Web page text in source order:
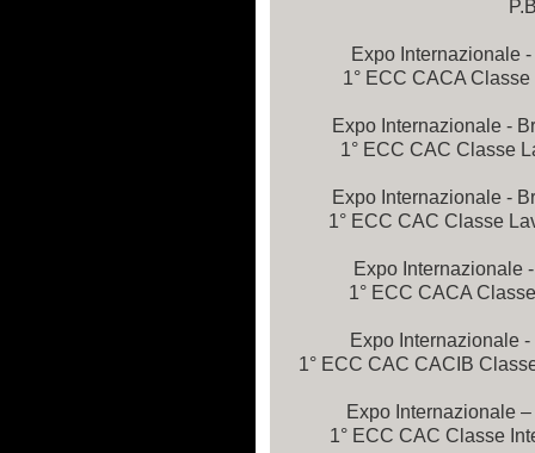
Expo Internazionale
1° ECC CACA
Expo Internazionale -
1° ECC CAC Classe
Expo Internazionale -
1° ECC CAC Classe
Expo Internazionale
1° ECC CACA
Expo Internazionale
1° ECC CAC CACIB
Expo Internazionale
1° ECC CAC Classe